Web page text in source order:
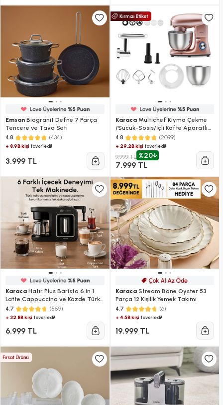
Emsan Biogranit Defne 7 Parça
Tencere ve Tava Seti
4.8 (434)
+ 8.9B kişi favoriledi!
3.999 TL
KaracaMultichef Kıyma Çekme
/Sucuk-Sosis/İçli Köfte Aparatlı
Hamur Yoğurma Makinesi
Rosegold 1900W 5,5L
4.8 (2099)
+ 29.2B kişifavoriledi!
9.999 TL %20
7.999 TL
Karaca Hatır Plus Barista 6 in 1
Latte Cappuccino ve Közde Türk
Kahve Makinesi Black Silver
4.7 (559)
+ 32.8B kişi favoriledi!
6.999 TL
KaracaStream Bone Oyster 53
Parça 12 Kişilik Yemek Takımı
4.7 (6)
+ 4.5B kişifavoriledi!
19.999 TL